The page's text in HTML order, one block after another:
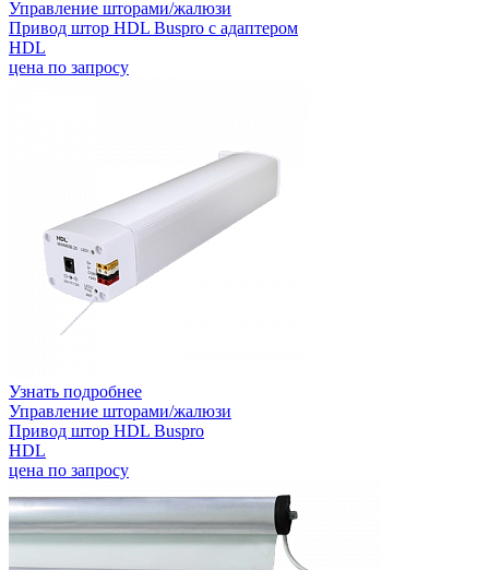
Управление шторами/жалюзи
Привод штор HDL Buspro с адаптером
HDL
цена по запросу
Узнать подробнее
Управление шторами/жалюзи
Привод штор HDL Buspro
HDL
цена по запросу